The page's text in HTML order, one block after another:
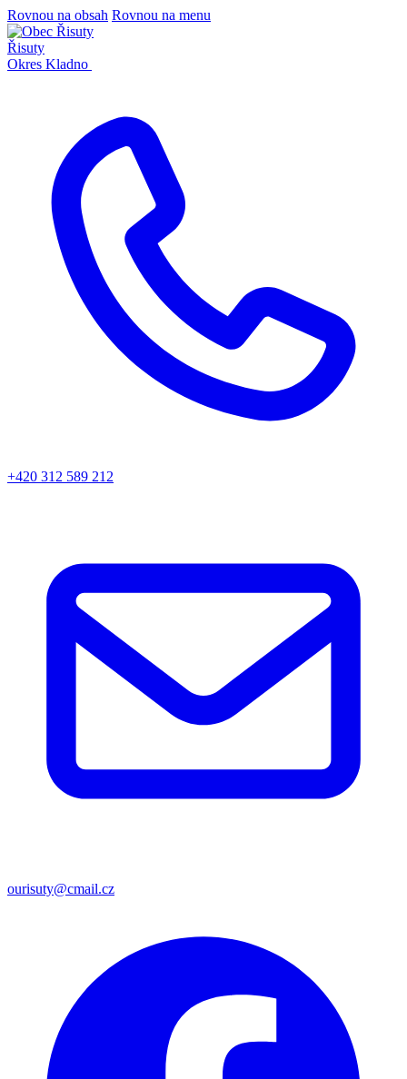
Rovnou na obsah Rovnou na menu
Řisuty
Okres Kladno
+420 312 589 212
ourisuty@cmail.cz